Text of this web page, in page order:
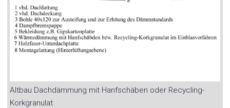
Altbau Dachdämmung mit Hanfschäben oder Recycling-
Korkgranulat